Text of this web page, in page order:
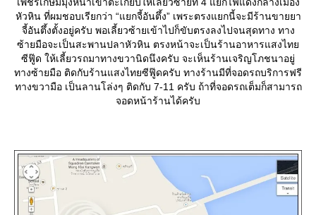
เพชรเกษมมุ่งหน้าเขาตะเกียบให้เลี้ยวซ้ายที่ 4 แยกไฟแดงกลางเมือง
หัวหิน ที่ผมชอบเรียกว่า “แยกจี้อันตึ้ง” เพระตรงแยกนี้จะมีร้านขายยา
จี้อันตึ้งตั้งอยู่ครับ พอเลี้ยวซ้ายเข้าไปก็ขับตรงลงไปจนสุดทาง ทาง
ซ้ายมือจะเป็นสะพานปลาหัวหิน ตรงหน้าจะเป็นร้านอาหารแสงไท
ซีฟู๊ด ให้เลี้ยวรถมาทางขวานิดนึงครับ จะเห็นร้านเจริญโภชนาอยู่
ทางซ้ายมือ ติดกับร้านแสงไทยซีฟู๊ดครับ ทางร้านมีที่จอดรถบริการฟรี
ทางขวามือ เป็นลานโล่งๆ ติดกับ 7-11 ครับ ถ้าที่จอดรถเต็มก็สามารถ
จอดหน้าร้านได้ครับ